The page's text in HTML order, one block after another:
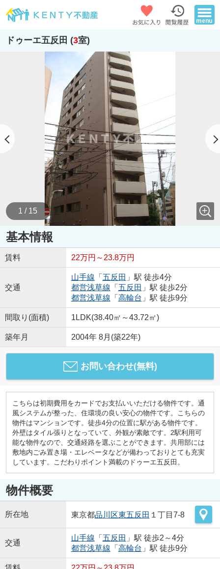
ドゥーエ五反田 (3室)
1 / 15
基本情報
賃料 22万円～23.8万円
交通
山手線 「 五反田 」駅 徒歩4分
都営浅草線 「 五反田 」駅 徒歩2分
都営浅草線 「 高輪台 」駅 徒歩9分
間取り(面積) 1LDK(38.40㎡～43.72㎡)
築年月 2004年 8月(築22年)
お問い合わせ(無料)
こちらは初期費用をカードでお支払いいただける物件です。通
風システムが整った、住環境の良い安心の物件です。こちらの
物件はマンションです。徒歩4分の位置に駅がある物件です。
外壁はタイル張りとなっていて、外観が素敵です。2駅利用可
能な物件なので、交通経路を選ぶことができます。共用部には
敷地内ごみ置き場・エレベータなどが備わっておりとても充実
しています。こだわりポイント満載のドゥーエ五反田。
物件概要
所在地 東京都品川区東五反田 １丁目7-8
交通
山手線 「 五反田 」駅 徒歩2～4分
都営浅草線 「 高輪台 」駅 徒歩9分